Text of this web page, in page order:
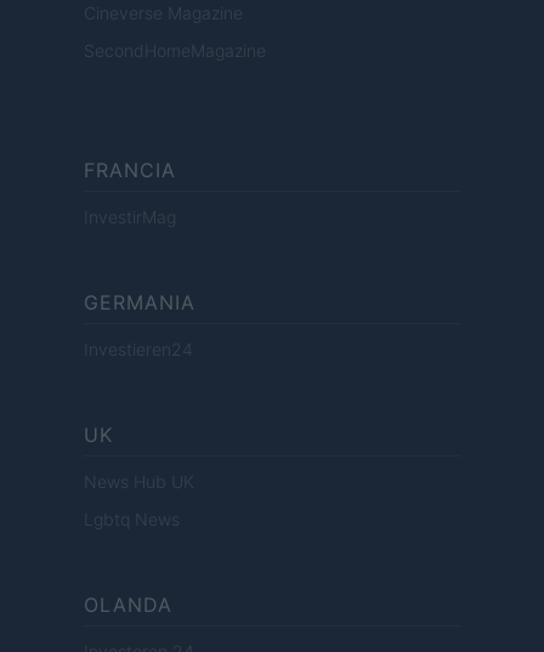
Cineverse Magazine
SecondHomeMagazine
FRANCIA
InvestirMag
GERMANIA
Investieren24
UK
News Hub UK
Lgbtq News
OLANDA